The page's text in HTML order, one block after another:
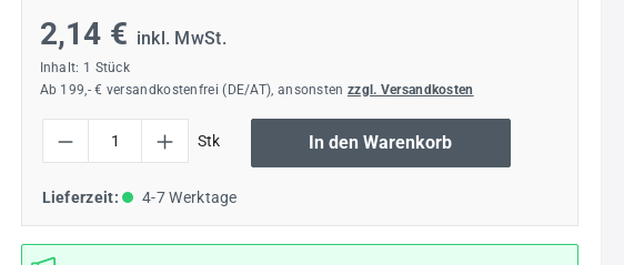
2,14 € inkl. MwSt.
Inhalt: 1 Stück
Ab 199,- € versandkostenfrei (DE/AT), ansonsten zzgl. Versandkosten
Stk In den Warenkorb
Lieferzeit: 4-7 Werktage